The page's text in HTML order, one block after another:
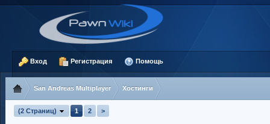
Вход Регистрация Помощь
San Andreas Multiplayer Хостинги
(2 Страниц) 1 2 >